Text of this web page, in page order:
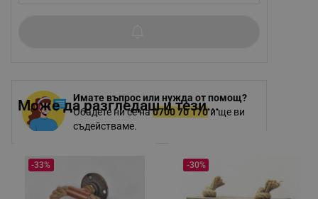
Имате въпрос или нужда от помощ?
Обадете ни се на0700 70 170и ще ви
съдействаме.
Може да разгледаш и тези...
-33% -30%